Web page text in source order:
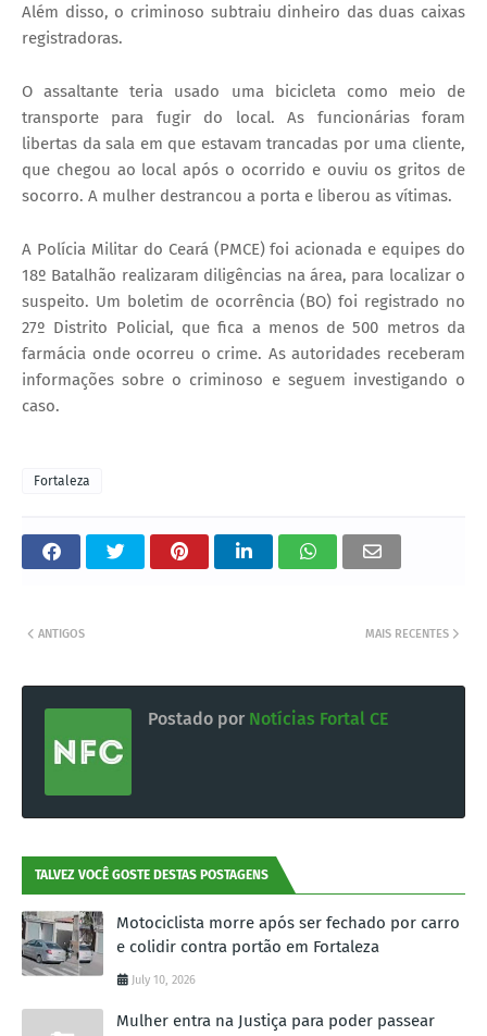
Além disso, o criminoso subtraiu dinheiro das duas caixas
registradoras.
O assaltante teria usado uma bicicleta como meio de
transporte para fugir do local. As funcionárias foram
libertas da sala em que estavam trancadas por uma cliente,
que chegou ao local após o ocorrido e ouviu os gritos de
socorro. A mulher destrancou a porta e liberou as vítimas.
A Polícia Militar do Ceará (PMCE) foi acionada e equipes do
18º Batalhão realizaram diligências na área, para localizar o
suspeito. Um boletim de ocorrência (BO) foi registrado no
27º Distrito Policial, que fica a menos de 500 metros da
farmácia onde ocorreu o crime. As autoridades receberam
informações sobre o criminoso e seguem investigando o
caso.
Fortaleza
MAIS RECENTES
ANTIGOS
Postado por Notícias Fortal CE
TALVEZ VOCÊ GOSTE DESTAS POSTAGENS
Motociclista morre após ser fechado por carro
e colidir contra portão em Fortaleza
July 10, 2026
Mulher entra na Justiça para poder passear